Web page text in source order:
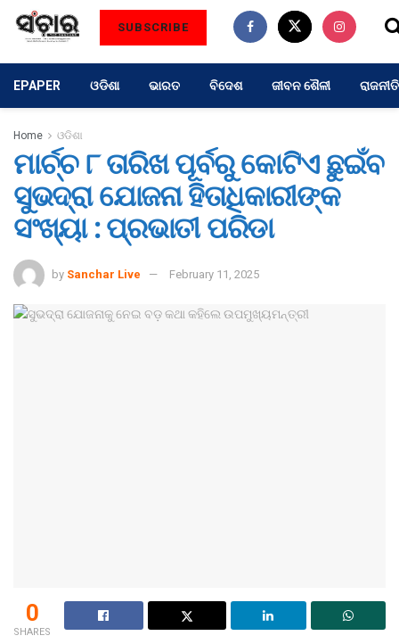
SUBSCRIBE
EPAPER ଓଡିଶା ଭାରତ ବିଦେଶ ଜୀବନ ଶୈଳୀ ରାଜନୀତି
Home ଓଡିଶା
ମାର୍ଚ୍ଚ ୮ ତାରିଖ ପୂର୍ବରୁ କୋଟିଏ ଛୁଇଁବ
ସୁଭଦ୍ରା ଯୋଜନା ହିତାଧିକାରୀଙ୍କ
ସଂଖ୍ୟା : ପ୍ରଭାତୀ ପରିଡା
by Sanchar Live February 11, 2025
0
SHARES